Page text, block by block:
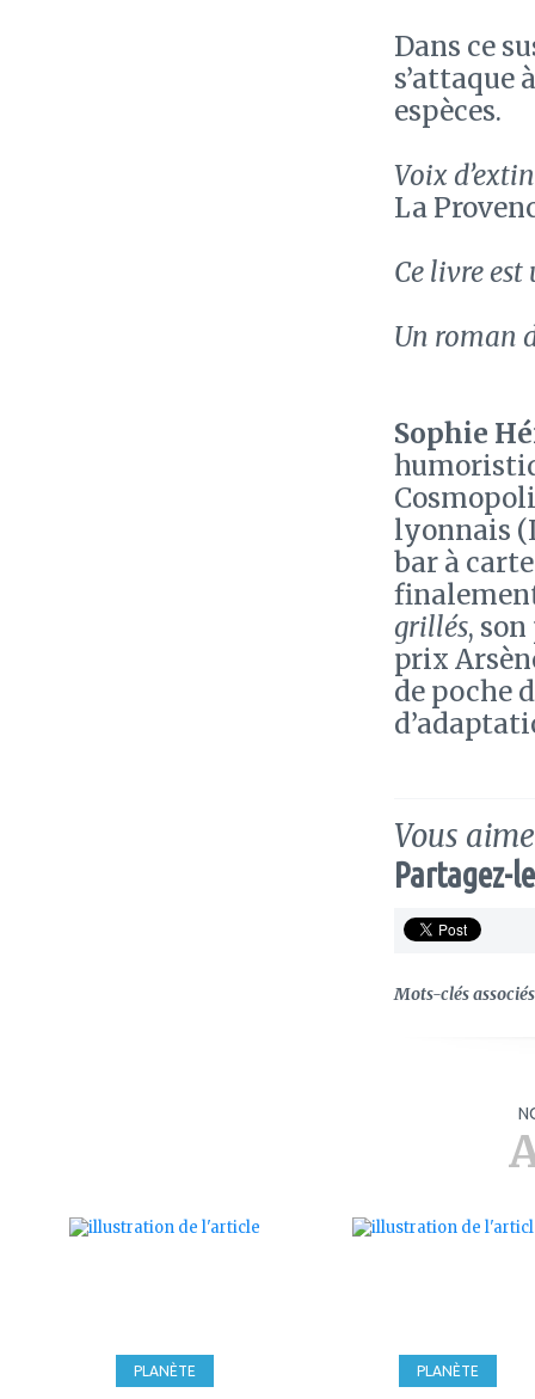
Dans ce
s’attaque
espèces.
Voix
La
Ce livre
Un roman
Sophie
lyonnais
bar à
grillés,
prix
de poche
Vous
Partagez-
Mots-clés
PLANÈTE PLANÈTE